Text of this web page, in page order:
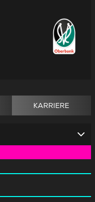
KARRIERE